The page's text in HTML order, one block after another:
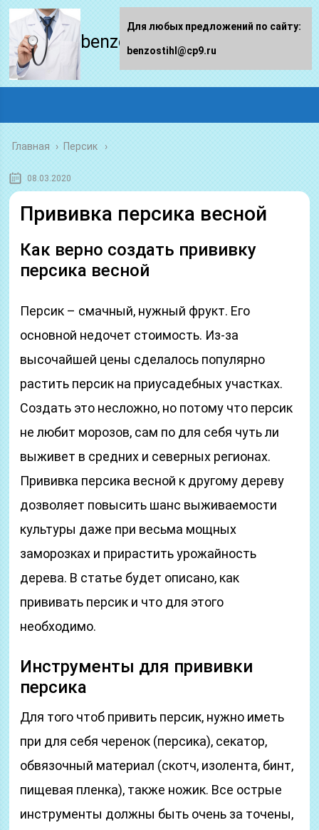
benzostihl.ru
Главная › Персик
08.03.2020
Прививка персика весной
Как верно создать прививку
персика весной
Персик – смачный, нужный фрукт. Его
основной недочет стоимость. Из-за
высочайшей цены сделалось популярно
растить персик на приусадебных участках.
Создать это несложно, но потому что персик
не любит морозов, сам по для себя чуть ли
выживет в средних и северных регионах.
Прививка персика весной к другому дереву
дозволяет повысить шанс выживаемости
культуры даже при весьма мощных
заморозках и прирастить урожайность
дерева. В статье будет описано, как
прививать персик и что для этого
необходимо.
Инструменты для прививки
персика
Для того чтоб привить персик, нужно иметь
при для себя черенок (персика), секатор,
обвязочный материал (скотч, изолента, бинт,
пищевая пленка), также ножик. Все острые
инструменты должны быть очень за точены,
Для любых предложений по сайту:
benzostihl@cp9.ru